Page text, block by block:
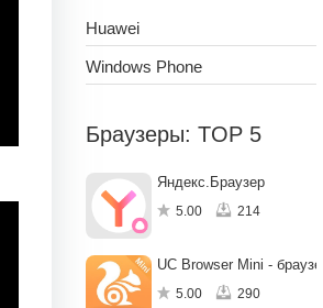
Huawei
Windows Phone
Браузеры: TOP 5
Яндекс.Браузер
5.00 214
UC Browser Mini - браузер
5.00 290